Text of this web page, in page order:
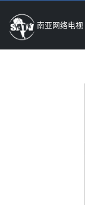
南亚网络电视